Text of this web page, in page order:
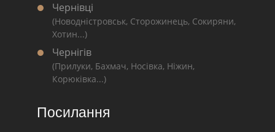
Чернівці
(Новодністровськ, Сторожинець, Сокиряни,
Хотин...)
Чернігів
(Прилуки, Бахмач, Носівка, Ніжин,
Корюківка...)
Посилання